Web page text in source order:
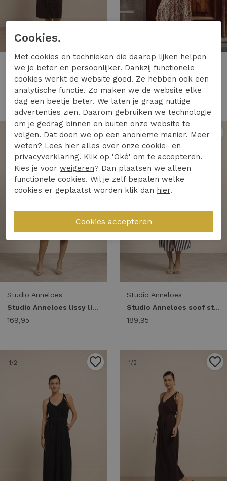
Studio Anneloes
Studio Anneloes poppy butterfly dress 13884 Jurk 8700 espresso
169,95
Studio Anneloes
169,95
/2
Studio Anneloes
Studio Anneloes lissy linen look dress 13861 Jurk 2200 latte
169,95
1/2
Studio Anneloes
Studio Anneloes soof stripe dress 13864 Jurk 9997 multi color
189,95
1/2 1/2
Cookies.
Met cookies en technieken die daarop lijken helpen
we je beter en persoonlijker. Dankzij functionele
cookies werkt de website goed. Ze hebben ook een
analytische functie. Zo maken we de website elke
dag een beetje beter. We laten je graag nuttige
advertenties zien. Daarom gebruiken we technologie
om je gedrag binnen en buiten onze website te
volgen. Dat doen we op een anonieme manier. Meer
weten? Lees hier alles over onze cookie- en
privacyverklaring. Klik op 'Oké' om te accepteren.
Kies je voor weigeren? Dan plaatsen we alleen
functionele cookies. Wil je zelf bepalen welke
cookies er geplaatst worden klik dan hier.